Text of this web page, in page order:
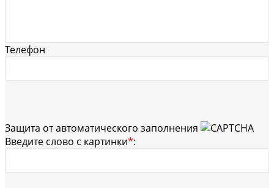
Телефон
Защита от автоматического заполнения
Введите слово с картинки*: